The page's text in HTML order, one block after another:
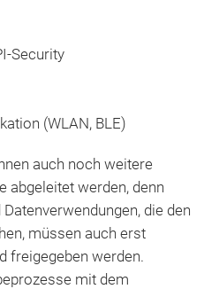
Security
(WLAN, BLE)
auch noch weitere
abgeleitet werden, denn
die den
müssen auch erst
freigegeben werden.
mit dem